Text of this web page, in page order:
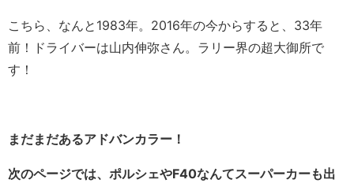
こちら、なんと1983年。2016年の今からすると、33年
前！ドライバーは山内伸弥さん。ラリー界の超大御所で
す！
まだまだあるアドバンカラー！
次のページでは、ポルシェやF40なんてスーパーカーも出